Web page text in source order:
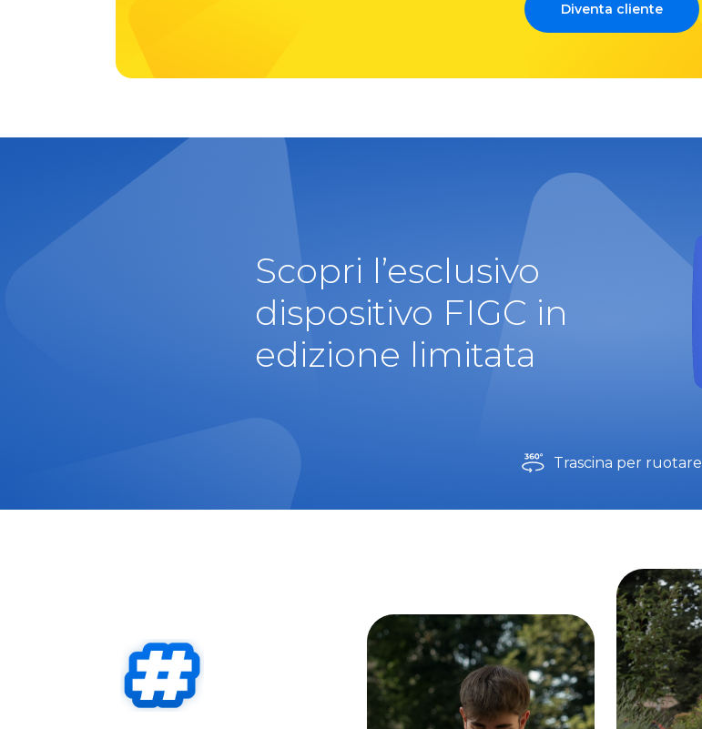
Diventa cliente
Scopri l’esclusivo
dispositivo FIGC in
edizione limitata
Trascina per ruotare